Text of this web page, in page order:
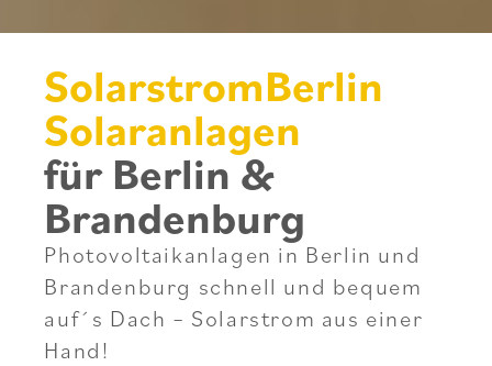
SolarstromBerlin
Solaranlagen
für Berlin &
Brandenburg
Photovoltaikanlagen in Berlin und
Brandenburg schnell und bequem
auf´s Dach – Solarstrom aus einer
Hand!